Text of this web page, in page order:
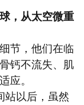
，从太空微重
节，他们在临
钙不流失、肌
应。
以后，虽然